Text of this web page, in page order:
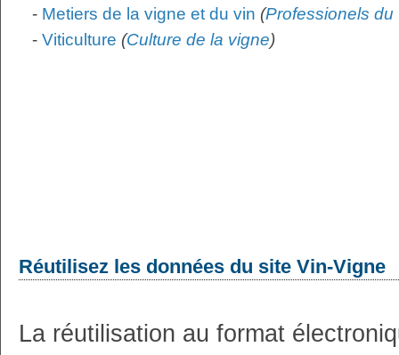
- Metiers de la vigne et du vin (Professionels du
- Viticulture (Culture de la vigne)
Réutilisez les données du site Vin-Vigne
La réutilisation au format